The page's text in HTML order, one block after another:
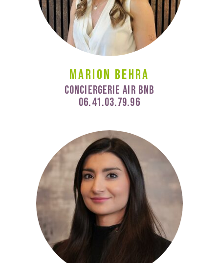
Marion Behra
Conciergerie Air Bnb
06.41.03.79.96